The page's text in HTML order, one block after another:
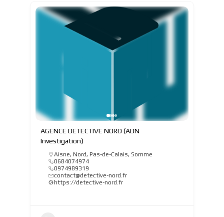
AGENCE DETECTIVE NORD (ADN
Investigation)
Aisne, Nord, Pas-de-Calais, Somme
0684074974
0974989319
contact@detective-nord.fr
https://detective-nord.fr